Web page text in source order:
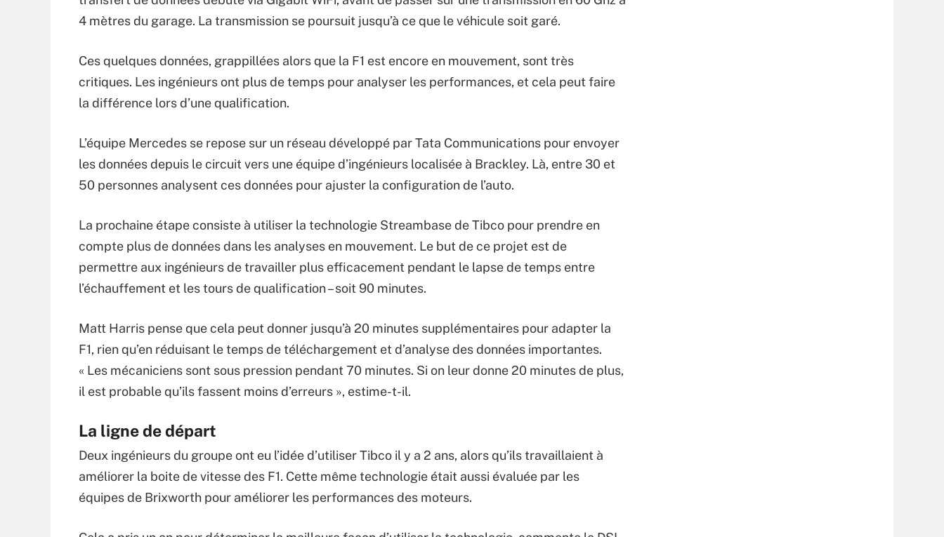
4 mètres du garage. La transmission se poursuit jusqu’à ce que le véhicule soit garé.
Ces quelques données, grappillées alors que la F1 est encore en mouvement, sont très
critiques. Les ingénieurs ont plus de temps pour analyser les performances, et cela peut faire
la différence lors d’une qualification.
L’équipe Mercedes se repose sur un réseau développé par Tata Communications pour envoyer
les données depuis le circuit vers une équipe d’ingénieurs localisée à Brackley. Là, entre 30 et
50 personnes analysent ces données pour ajuster la configuration de l’auto.
La prochaine étape consiste à utiliser la technologie Streambase de Tibco pour prendre en
compte plus de données dans les analyses en mouvement. Le but de ce projet est de
permettre aux ingénieurs de travailler plus efficacement pendant le lapse de temps entre
l’échauffement et les tours de qualification – soit 90 minutes.
Matt Harris pense que cela peut donner jusqu’à 20 minutes supplémentaires pour adapter la
F1, rien qu’en réduisant le temps de téléchargement et d’analyse des données importantes.
« Les mécaniciens sont sous pression pendant 70 minutes. Si on leur donne 20 minutes de plus,
il est probable qu’ils fassent moins d’erreurs », estime-t-il.
La ligne de départ
Deux ingénieurs du groupe ont eu l’idée d’utiliser Tibco il y a 2 ans, alors qu’ils travaillaient à
améliorer la boite de vitesse des F1. Cette même technologie était aussi évaluée par les
équipes de Brixworth pour améliorer les performances des moteurs.